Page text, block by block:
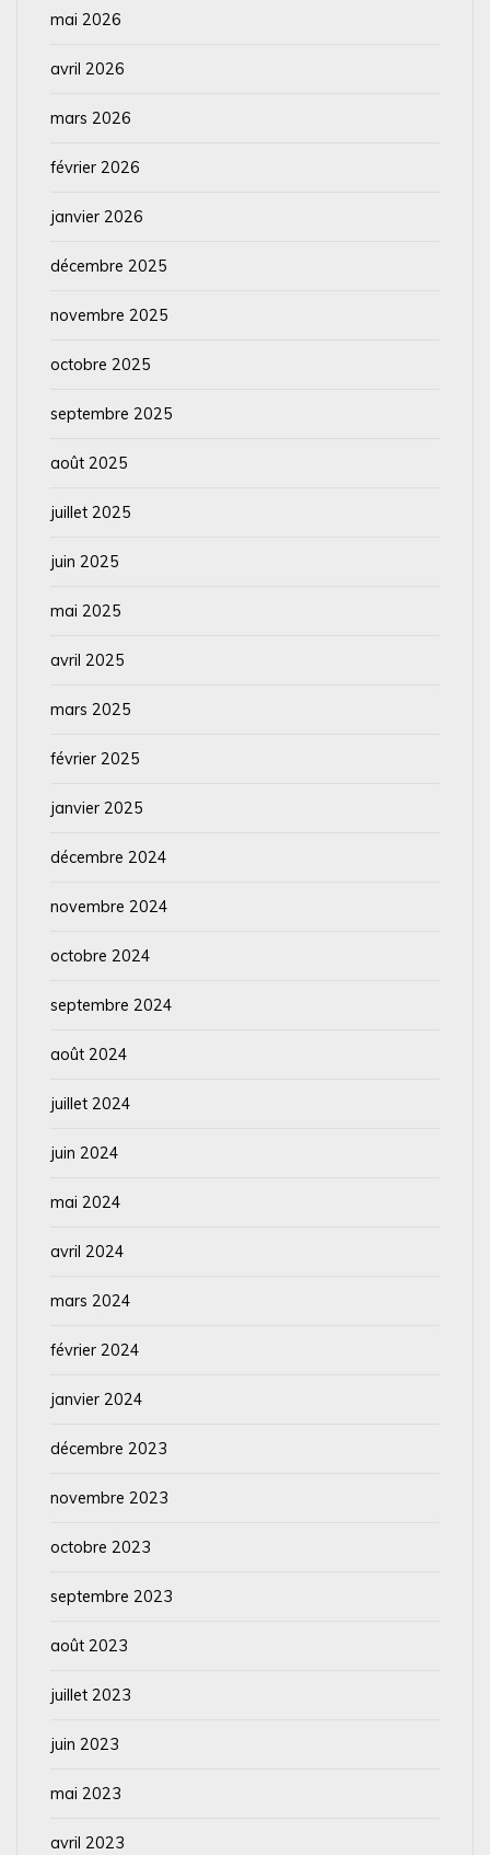
mai 2026
avril 2026
mars 2026
février 2026
janvier 2026
décembre 2025
novembre 2025
octobre 2025
septembre 2025
août 2025
juillet 2025
juin 2025
mai 2025
avril 2025
mars 2025
février 2025
janvier 2025
décembre 2024
novembre 2024
octobre 2024
septembre 2024
août 2024
juillet 2024
juin 2024
mai 2024
avril 2024
mars 2024
février 2024
janvier 2024
décembre 2023
novembre 2023
octobre 2023
septembre 2023
août 2023
juillet 2023
juin 2023
mai 2023
avril 2023